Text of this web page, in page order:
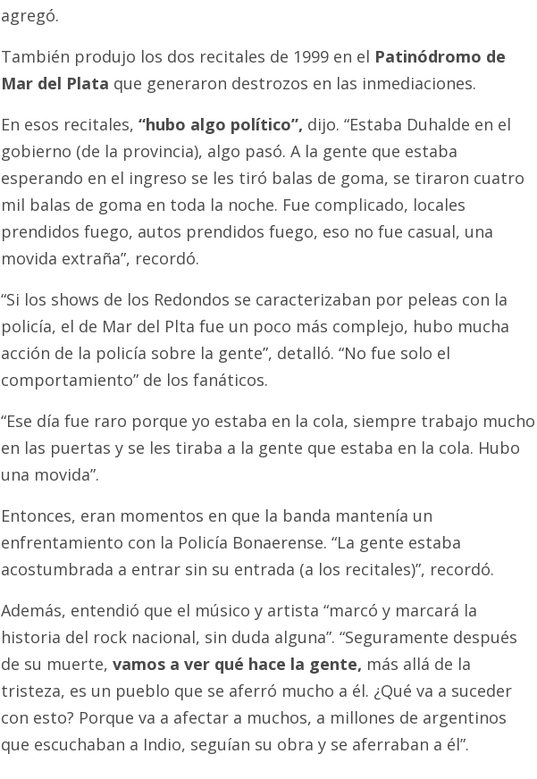
agregó.
También produjo los dos recitales de 1999 en el Patinódromo de
Mar del Plata que generaron destrozos en las inmediaciones.
En esos recitales, “hubo algo político”, dijo. “Estaba Duhalde en el
gobierno (de la provincia), algo pasó. A la gente que estaba
esperando en el ingreso se les tiró balas de goma, se tiraron cuatro
mil balas de goma en toda la noche. Fue complicado, locales
prendidos fuego, autos prendidos fuego, eso no fue casual, una
movida extraña”, recordó.
“Si los shows de los Redondos se caracterizaban por peleas con la
policía, el de Mar del Plta fue un poco más complejo, hubo mucha
acción de la policía sobre la gente”, detalló. “No fue solo el
comportamiento” de los fanáticos.
“Ese día fue raro porque yo estaba en la cola, siempre trabajo mucho
en las puertas y se les tiraba a la gente que estaba en la cola. Hubo
una movida”.
Entonces, eran momentos en que la banda mantenía un
enfrentamiento con la Policía Bonaerense. “La gente estaba
acostumbrada a entrar sin su entrada (a los recitales)”, recordó.
Además, entendió que el músico y artista “marcó y marcará la
historia del rock nacional, sin duda alguna”. “Seguramente después
de su muerte, vamos a ver qué hace la gente, más allá de la
tristeza, es un pueblo que se aferró mucho a él. ¿Qué va a suceder
con esto? Porque va a afectar a muchos, a millones de argentinos
que escuchaban a Indio, seguían su obra y se aferraban a él”.